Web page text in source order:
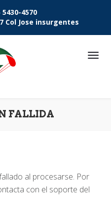
5430-4570
Col Jose insurgentes
FALLIDA
al procesarse. Por
con el soporte del